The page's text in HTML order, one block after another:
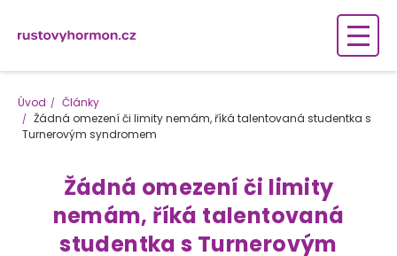
Úvod
Články
Žádná omezení či limity nemám, říká talentovaná studentka s
Turnerovým syndromem
Žádná omezení či limity
nemám, říká talentovaná
studentka s Turnerovým